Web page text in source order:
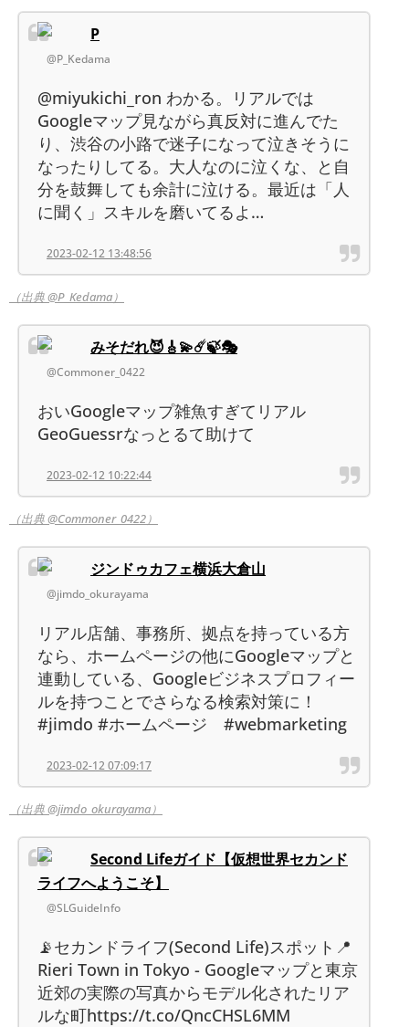
P
@P_Kedama
@miyukichi_ron わかる。リアルでは
Googleマップ見ながら真反対に進んでた
り、渋谷の小路で迷子になって泣きそうに
なったりしてる。大人なのに泣くな、と自
分を鼓舞しても余計に泣ける。最近は「人
に聞く」スキルを磨いてるよ…
2023-02-12 13:48:56
（出典 @P_Kedama）
みそだれ😈🎸💫☄️🍃🎭
@Commoner_0422
おいGoogleマップ雑魚すぎてリアル
GeoGuessrなっとるて助けて
2023-02-12 10:22:44
（出典 @Commoner_0422）
ジンドゥカフェ横浜大倉山
@jimdo_okurayama
リアル店舗、事務所、拠点を持っている方
なら、ホームページの他にGoogleマップと
連動している、Googleビジネスプロフィー
ルを持つことでさらなる検索対策に！
#jimdo #ホームページ #webmarketing
2023-02-12 07:09:17
（出典 @jimdo_okurayama）
Second Lifeガイド【仮想世界セカンド
ライフへようこそ】
@SLGuideInfo
📡セカンドライフ(Second Life)スポット📍
Rieri Town in Tokyo - Googleマップと東京
近郊の実際の写真からモデル化されたリア
ルな町https://t.co/QncCHSL6MM